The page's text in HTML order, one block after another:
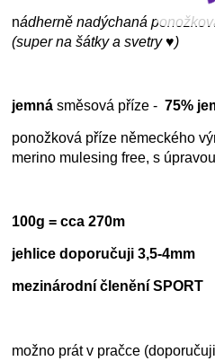
nádherně nadýchaná
(super na šátky a svetry ♥)
jemná směsová příze -75%
ponožková příze německého
merino mulesing free, s
100g = cca 270m
jehlice doporučuji 3,5-4mm
mezinárodní členění SPORT
možno prát v pračce